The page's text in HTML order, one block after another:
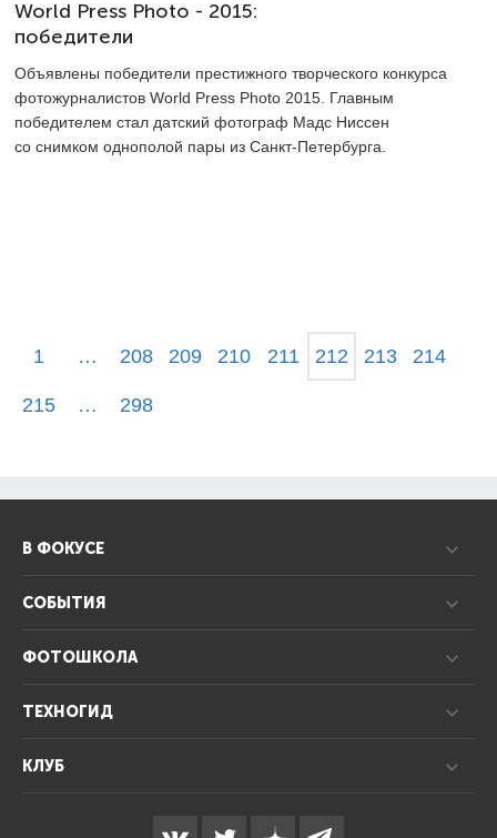
World Press Photo - 2015:
победители
Объявлены победители престижного творческого конкурса
фотожурналистов World Press Photo 2015. Главным
победителем стал датский фотограф Мадс Ниссен
со снимком однополой пары из Санкт-Петербурга.
1 … 208 209 210 211 212 213 214
215 … 298
В ФОКУСЕ
СОБЫТИЯ
ФОТОШКОЛА
ТЕХНОГИД
КЛУБ